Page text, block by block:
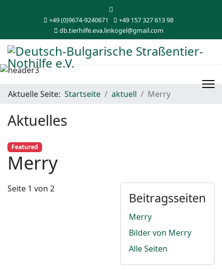
+49 (0)9674-9240671
+49 157 327 613 98
db.tierhilfe.eva.linkogel@gmail.com
Aktuelle Seite: Startseite aktuell Merry
Aktuelles
Featured
Merry
Beitragsseiten
Merry
Bilder von Merry
Alle Seiten
Seite 1 von 2